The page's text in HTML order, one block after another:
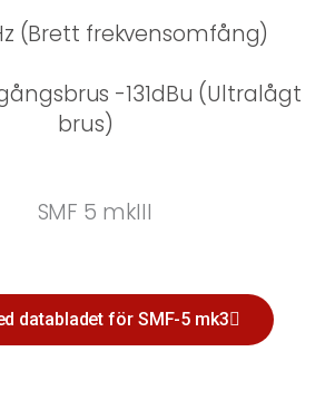
(Brett frekvensomfång)
-131dBu (Ultralågt
brus)
databladet för SMF-5 mk3